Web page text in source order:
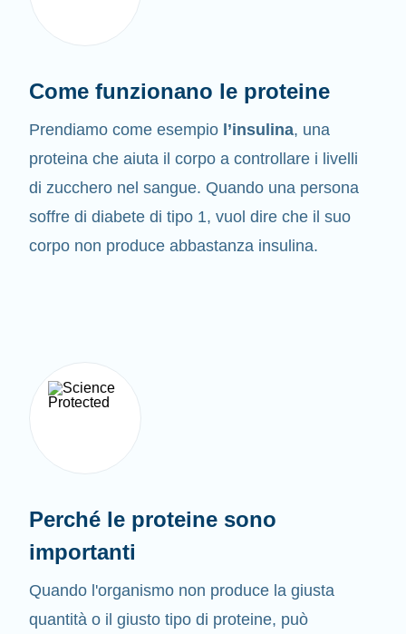
Come funzionano le proteine
Prendiamo come esempio l’insulina, una
proteina che aiuta il corpo a controllare i livelli
di zucchero nel sangue. Quando una persona
soffre di diabete di tipo 1, vuol dire che il suo
corpo non produce abbastanza insulina.
Perché le proteine sono
importanti
Quando l'organismo non produce la giusta
quantità o il giusto tipo di proteine, può